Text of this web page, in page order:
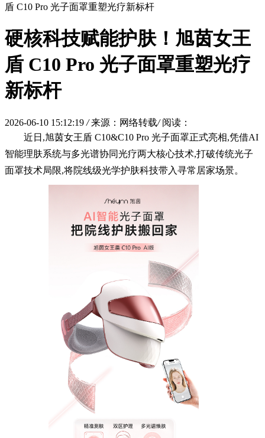
盾 C10 Pro 光子面罩重塑光疗新标杆
硬核科技赋能护肤！旭茵女王
盾 C10 Pro 光子面罩重塑光疗
新标杆
2026-06-10 15:12:19 / 来源：网络转载/ 阅读：
近日,旭茵女王盾 C10&C10 Pro 光子面罩正式亮相,凭借AI
智能理肤系统与多光谱协同光疗两大核心技术,打破传统光子
面罩技术局限,将院线级光学护肤科技带入寻常居家场景。